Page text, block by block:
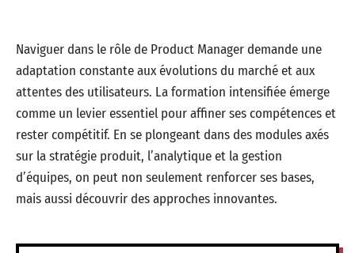
Naviguer dans le rôle de Product Manager demande une
adaptation constante aux évolutions du marché et aux
attentes des utilisateurs. La formation intensifiée émerge
comme un levier essentiel pour affiner ses compétences et
rester compétitif. En se plongeant dans des modules axés
sur la stratégie produit, l’analytique et la gestion
d’équipes, on peut non seulement renforcer ses bases,
mais aussi découvrir des approches innovantes.